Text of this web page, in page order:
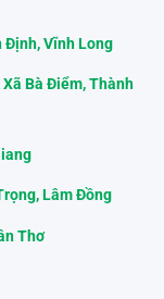
Định, Vĩnh Long
Bà Điểm, Thành
Lâm Đồng
Thơ